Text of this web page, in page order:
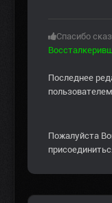
Спасибо
Последнее
пользователем
Пожалуйста